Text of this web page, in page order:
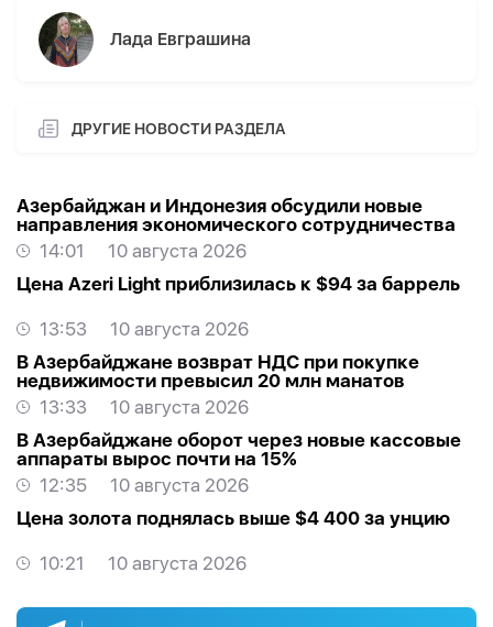
Лада Евграшина
ДРУГИЕ НОВОСТИ РАЗДЕЛА
Азербайджан и Индонезия обсудили новые
направления экономического сотрудничества
14:01
10 августа 2026
Цена Azeri Light приблизилась к $94 за баррель
13:53
10 августа 2026
В Азербайджане возврат НДС при покупке
недвижимости превысил 20 млн манатов
13:33
10 августа 2026
В Азербайджане оборот через новые кассовые
аппараты вырос почти на 15%
12:35
10 августа 2026
Цена золота поднялась выше $4 400 за унцию
10:21 10 августа 2026